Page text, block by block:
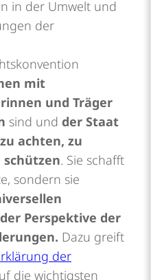
in der Umwelt und
der
mit
und Träger
sind und der Staat
achten, zu
. Sie schafft
sondern sie
Perspektive der
. Dazu greift
der
die wichtigsten